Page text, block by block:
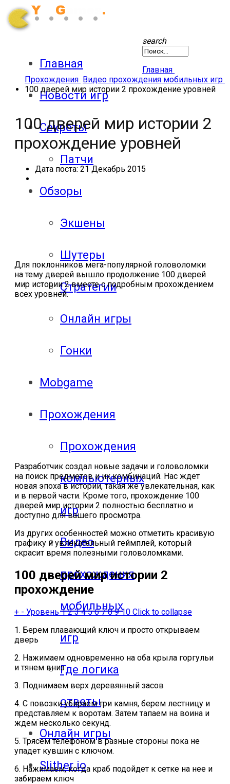
Главная
Новости игр
Секреты
Патчи
Обзоры
Экшены
Шутеры
Стратегии
Онлайн игры
Гонки
Mobgame
Прохождения
Прохождения
компьютерных
игр
Видео
прохождения
мобильных
игр
Где логика
ответы
Онлайн игры
Slither io
search
Главная
Прохождения Видео прохождения мобильных игр
100 дверей мир истории 2 прохождение уровней
100 дверей мир истории 2
прохождение уровней
Дата поста: 21 Декабрь 2015
Для поклонников мега-популярной головоломки
на тему дверей вышло продолжение 100 дверей
мир истории 2 вместе с подробным прохождением
всех уровней.
Разработчик создал новые задачи и головоломки
на поиск предметов и их комбинаций. Нас ждет
новая эпоха в истории, такая же увлекательная, как
и в первой части. Кроме того, прохождение 100
дверей мир истории 2 полностью бесплатно и
доступно для вашего просмотра.
Из других особенностей можно отметить красивую
графику и увлекательный геймплей, который
скрасит время полезными головоломками.
100 дверей мир истории 2
прохождение
+ - Уровень 1 2 3 4 5 6 7 8 9 10 Click to collapse
1. Берем плавающий ключ и просто открываем
дверь
2. Нажимаем одновременно на оба крыла горгульи
и тянем вниз
3. Поднимаем верх деревянный засов
4. С повозки убираем три камня, берем лестницу и
представляем к воротам. Затем тапаем на воина и
ждем несколько секунд.
5. Трясем телефоном в разные стороны пока не
упадет кувшин с ключом.
6. Нажимаем, когда краб подойдет к сетке на нее и
забираем ключ